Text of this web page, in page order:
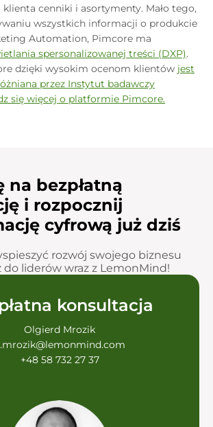
cenniki i asortymenty. Mało tego,
wszystkich informacji o produkcie
Automation, Pimcore ma
spersonalizowanej treści (DXP).
dzięki wysokim ocenom klientów jest
przez Instytut badawczy
się więcej o platformie Pimcore.
na bezpłatną
i rozpocznij
cyfrową już dziś
rozwój swojego biznesu
do liderów wraz z LemonMind!
konsultacja
Olgierd Mrozik
+48 58 732 27 37